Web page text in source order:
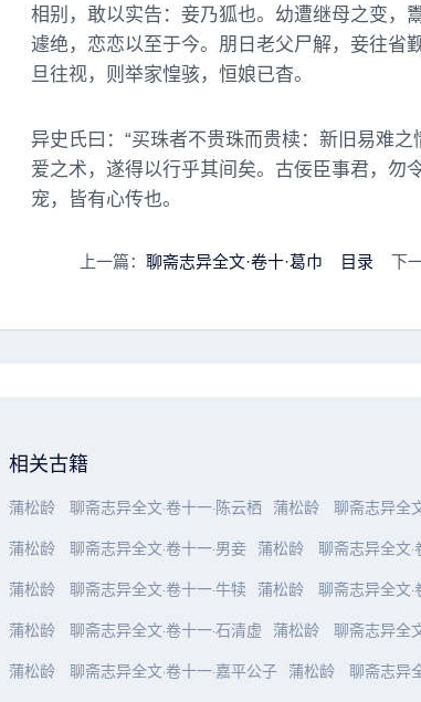
相别，敢以实告：妾乃狐也。幼遭继母之变，
遽绝，恋恋以至于今。朋日老父尸解，妾往省
旦往视，则举家惶骇，恒娘已杳。
异史氏曰：“买珠者不贵珠而贵椟：新旧易难
爱之术，遂得以行乎其间矣。古佞臣事君，勿
宠，皆有心传也。
上一篇： 聊斋志异全文·卷十·葛巾 目录 下一
相关古籍
蒲松龄 聊斋志异全文·卷十一·陈云栖 蒲松龄 聊斋志异全
蒲松龄 聊斋志异全文·卷十一·男妾 蒲松龄 聊斋志异全文·
蒲松龄 聊斋志异全文·卷十一·牛犊 蒲松龄 聊斋志异全文·
蒲松龄 聊斋志异全文·卷十一·石清虚 蒲松龄 聊斋志异全
蒲松龄 聊斋志异全文·卷十一·嘉平公子 蒲松龄 聊斋志异